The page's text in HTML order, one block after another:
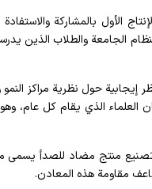
الأول بالمشاركة
بنظام الجامعة والطلاب
إيجابية حول نظرية مراكز
العلماء الذي يقام كل عام،
منتج مضاد للصدأ يسمى
مقاومة هذه المعادن.